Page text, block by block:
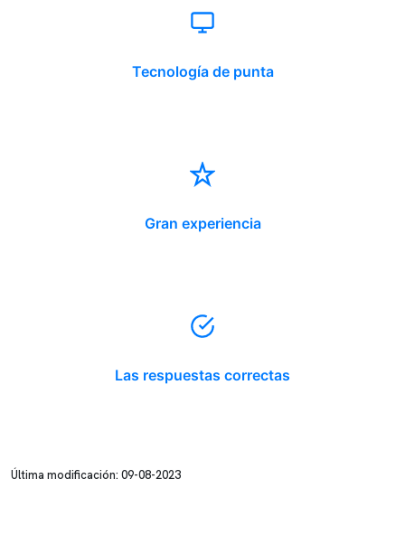
Tecnología de punta
Gran experiencia
Las respuestas correctas
Última modificación: 09-08-2023